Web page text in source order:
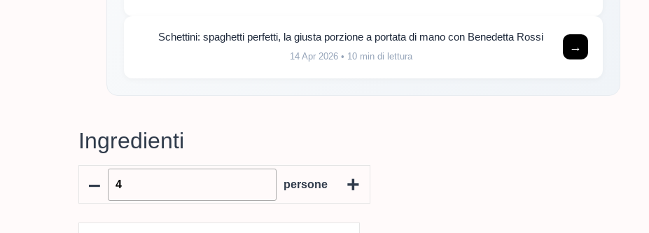
Schettini: spaghetti perfetti, la giusta porzione a portata di mano con Benedetta Rossi
14 Apr 2026• 10 min di lettura
→
Ingredienti
–
persone +